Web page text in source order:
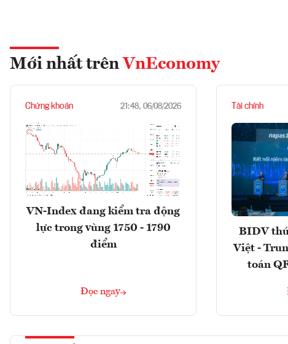
Mới nhất trên VnEconomy
Chứng khoán 21:48, 06/08/2026
VN-Index đang kiểm tra động
lực trong vùng 1750 - 1790
điểm
Đọc ngay
Tài chính
BIDV
Việt -
toán